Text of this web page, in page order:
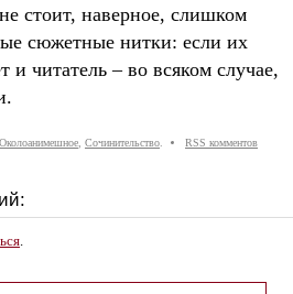
стоит, наверное, слишком
сюжетные нитки: если их
и читатель – во всяком случае,
Околоанимешное, Сочинительство.
RSS комментов
.